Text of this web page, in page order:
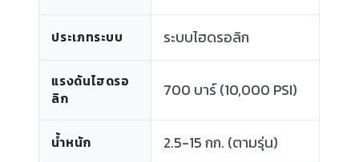
ประเภทระบบ ระบบไฮดรอลิก
แรงดันไฮดรอ
ลิก
700 บาร์ (10,000 PSI)
น้ำหนัก 2.5-15 กก. (ตามรุ่น)